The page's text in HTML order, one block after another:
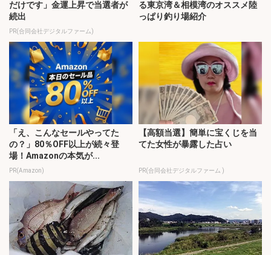
だけです」金運上昇で当選者が
続出
PR(合同会社デジタルファーム)
る東京湾＆相模湾のオススメ陸
っぱり釣り場紹介
「え、こんなセールやってた
の？」80％OFF以上が続々登
場！Amazonの本気が...
PR(Amazon)
【高額当選】簡単に宝くじを当
てた女性が暴露した占い
PR(合同会社デジタルファーム )